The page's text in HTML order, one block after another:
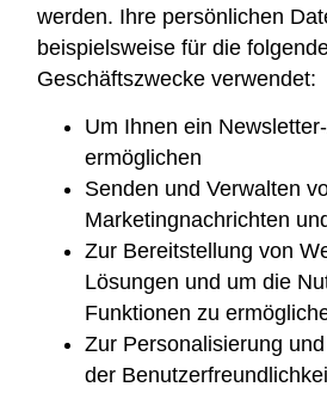
werden. Ihre persönlichen
beispielsweise für die
Geschäftszwecke verwendet:
Um Ihnen ein
ermöglichen
Senden und Verwalten
Marketingnachrichten
Zur Bereitstellung von
Lösungen und um die
Funktionen zu
Zur Personalisierung
der